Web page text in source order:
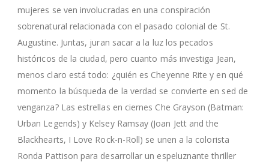
mujeres se ven involucradas en una conspiración
sobrenatural relacionada con el pasado colonial de St.
Augustine. Juntas, juran sacar a la luz los pecados
históricos de la ciudad, pero cuanto más investiga Jean,
menos claro está todo: ¿quién es Cheyenne Rite y en qué
momento la búsqueda de la verdad se convierte en sed de
venganza? Las estrellas en ciernes Che Grayson (Batman:
Urban Legends) y Kelsey Ramsay (Joan Jett and the
Blackhearts, I Love Rock-n-Roll) se unen a la colorista
Ronda Pattison para desarrollar un espeluznante thriller